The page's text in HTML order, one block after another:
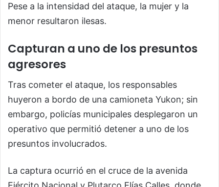
Pese a la intensidad del ataque, la mujer y la
menor resultaron ilesas.
Capturan a uno de los presuntos
agresores
Tras cometer el ataque, los responsables
huyeron a bordo de una camioneta Yukon; sin
embargo, policías municipales desplegaron un
operativo que permitió detener a uno de los
presuntos involucrados.
La captura ocurrió en el cruce de la avenida